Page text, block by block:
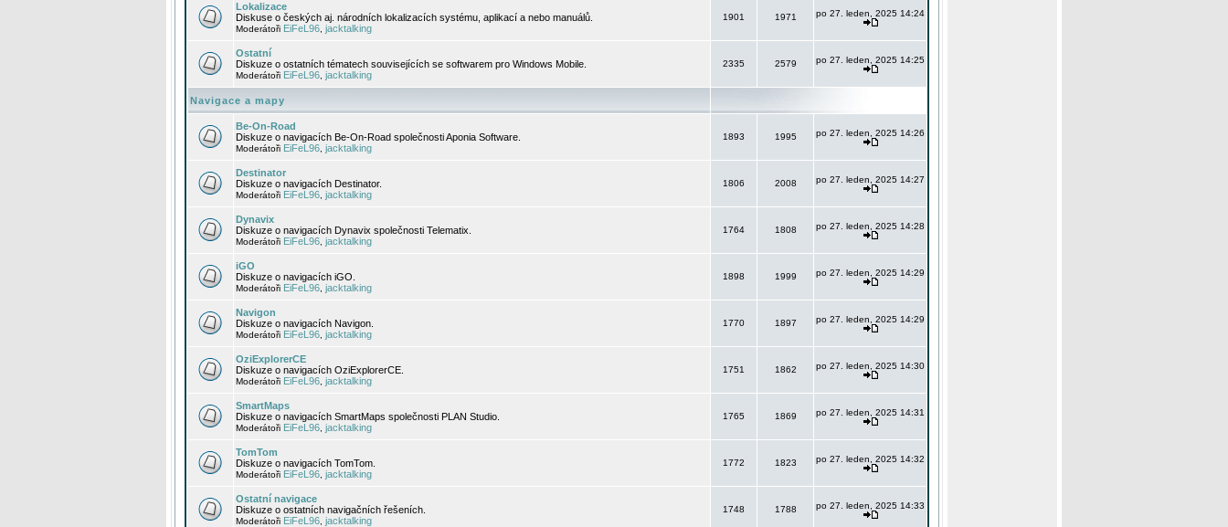
Lokalizace
Diskuse o českých aj. národních lokalizacích systému, aplikací a nebo manuálů.
Moderátoři EiFeL96 jacktalking
1901 1971 po 27. leden, 2025 14:24
Ostatní
Diskuze o ostatních tématech souvisejících se softwarem pro Windows Mobile.
Moderátoři EiFeL96 jacktalking
2335 2579 po 27. leden, 2025 14:25
Navigace a mapy
Be-On-Road
Diskuze o navigacích Be-On-Road společnosti Aponia Software.
Moderátoři EiFeL96 jacktalking
1893 1995 po 27. leden, 2025 14:26
Destinator
Diskuze o navigacích Destinator.
Moderátoři EiFeL96 jacktalking
1806 2008 po 27. leden, 2025 14:27
Dynavix
Diskuze o navigacích Dynavix společnosti Telematix.
Moderátoři EiFeL96 jacktalking
1764 1808 po 27. leden, 2025 14:28
iGO
Diskuze o navigacích iGO.
Moderátoři EiFeL96 jacktalking
1898 1999 po 27. leden, 2025 14:29
Navigon
Diskuze o navigacích Navigon.
Moderátoři EiFeL96 jacktalking
1770 1897 po 27. leden, 2025 14:29
OziExplorerCE
Diskuze o navigacích OziExplorerCE.
Moderátoři EiFeL96 jacktalking
1751 1862 po 27. leden, 2025 14:30
SmartMaps
Diskuze o navigacích SmartMaps společnosti PLAN Studio.
Moderátoři EiFeL96 jacktalking
1765 1869 po 27. leden, 2025 14:31
TomTom
Diskuze o navigacích TomTom.
Moderátoři EiFeL96 jacktalking
1772 1823 po 27. leden, 2025 14:32
Ostatní navigace
Diskuze o ostatních navigačních řešeních.
Moderátoři EiFeL96 jacktalking
1748 1788 po 27. leden, 2025 14:33